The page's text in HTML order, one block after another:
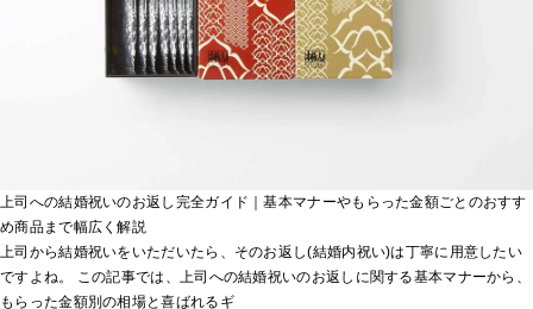
上司への結婚祝いのお返し完全ガイド｜基本マナーやもらった金額ごとのおすす
め商品まで幅広く解説
上司から結婚祝いをいただいたら、そのお返し(結婚内祝い)は丁寧に用意したい
ですよね。 この記事では、上司への結婚祝いのお返しに関する基本マナーから、
もらった金額別の相場と喜ばれるギ